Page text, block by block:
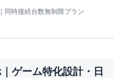
同時接続台数無制限プラン
ゲーム特化設計・日